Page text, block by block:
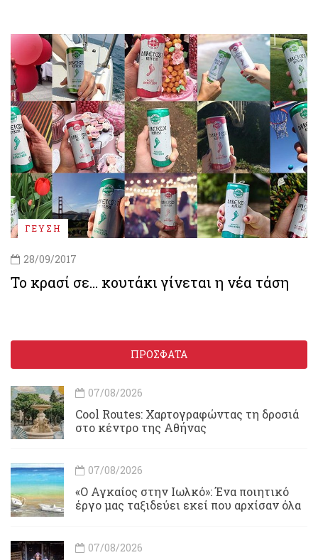
ΓΕΥΣΗ
28/09/2017
Το κρασί σε… κουτάκι γίνεται η νέα τάση
ΠΡΟΣΦΑΤΑ
07/08/2026
Cool Routes: Χαρτογραφώντας τη δροσιά
στο κέντρο της Αθήνας
07/08/2026
«Ο Αγκαίος στην Ιωλκό»: Ένα ποιητικό
έργο μας ταξιδεύει εκεί που αρχίσαν όλα
07/08/2026